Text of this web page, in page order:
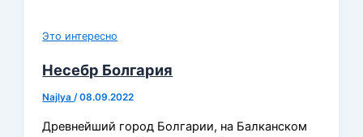
Это интересно
Несебр Болгария
Najlya/08.09.2022
Древнейший город Болгарии, на Балканском